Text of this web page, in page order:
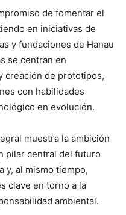
de fomentar el
en iniciativas de
y fundaciones de Hanau
se centran en
creación de prototipos,
con habilidades
en evolución.
muestra la ambición
pilar central del futuro
y, al mismo tiempo,
clave en torno a la
ambiental.